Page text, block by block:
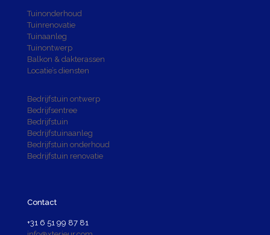
Tuinonderhoud
Tuinrenovatie
Tuinaanleg
Tuinontwerp
Balkon & dakterassen
Locatie’s diensten
Bedrijfstuin ontwerp
Bedrijfsentree
Bedrijfstuin
Bedrijfstuinaanleg
Bedrijfstuin onderhoud
Bedrijfstuin renovatie
Contact
+31 6 51 99 87 81